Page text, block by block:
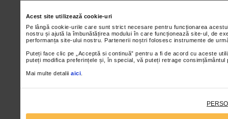
Acest site utilizează cookie-uri
Pe lângă cookie-urile care sunt strict necesare pentru funcționarea
nostru și ajută la îmbunătățirea modului în care funcționează site-ul, de
performanța site-ului nostru. Partenerii noștri folosesc instrumente de
Puteți face clic pe „Acceptă si continuă” pentru a fi de acord cu aceste
puteți modifica preferințele și, în special, vă puteți retrage
Mai multe detalii aici